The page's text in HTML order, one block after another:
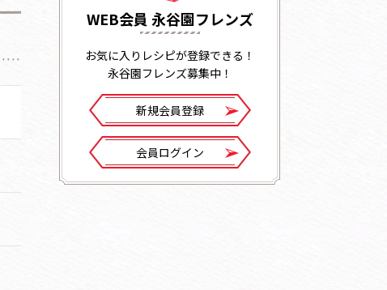
WEB会員 永谷園フレンズ
お気に入りレシピが登録できる！
永谷園フレンズ募集中！
新規会員登録
会員ログイン